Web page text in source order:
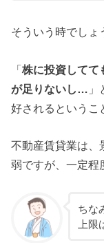
そういう時でしょ
「株に投資してて
が足りないし…
好されるというこ
不動産賃貸業は、
弱ですが、一定程
ちな
上